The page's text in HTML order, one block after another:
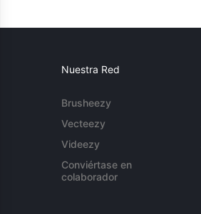
Nuestra Red
Brusheezy
Vecteezy
Videezy
Conviértase en
colaborador